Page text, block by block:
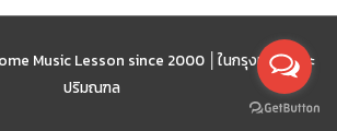
Music Lesson since 2000 │ ในกรุงเทพฯ และ
ปริมณฑล